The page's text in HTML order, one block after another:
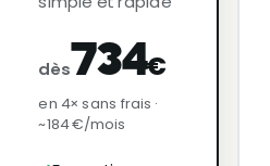
dès734€
en 4× sans frais ·
~184 €/mois